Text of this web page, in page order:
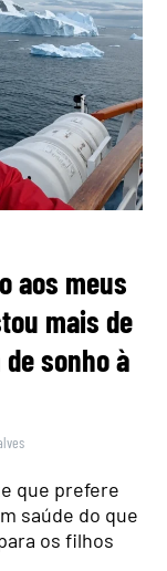
aos meus
mais de
sonho à
que prefere
saúde do que
os filhos